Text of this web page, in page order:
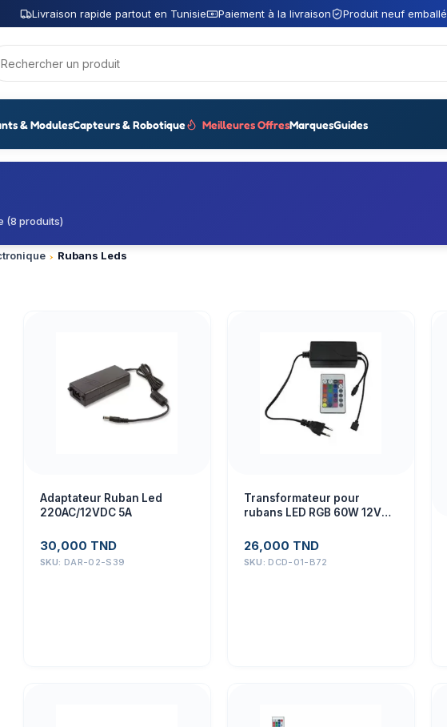
Livraison rapide partout en Tunisie Paiement à la livraison Produit neuf emballé
& ModulesCapteurs & Robotique Meilleures OffresMarquesGuides
(8 produits)
Rubans Leds
Adaptateur Ruban Led
220AC/12VDC 5A
30,000 TND
SKU: DAR-02-S39
Transformateur pour
rubans LED RGB 60W 12VDC
26,000 TND
SKU: DCD-01-B72